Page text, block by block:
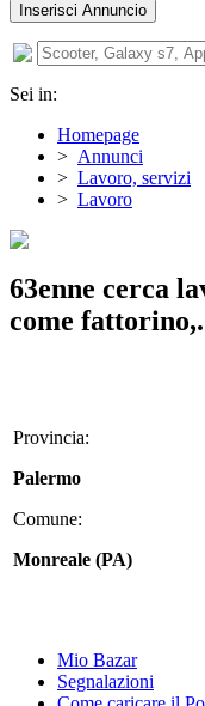
Inserisci Annuncio
Sei in:
Homepage
> Annunci
> Lavoro, servizi
> Lavoro
63enne cerca
come
Provincia:
Palermo
Comune:
Monreale (PA)
Mio Bazar
Segnalazioni